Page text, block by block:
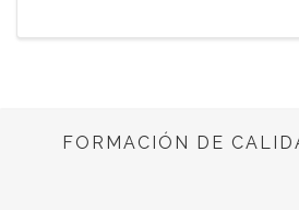
FORMACIÓN DE